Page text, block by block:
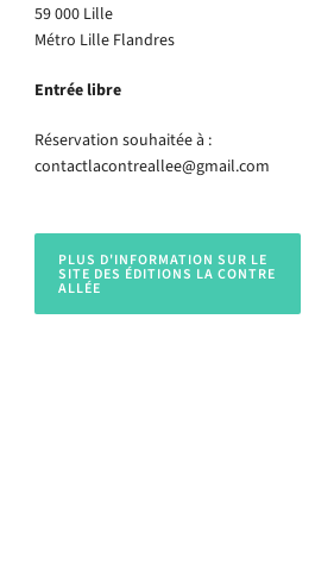
59 000 Lille
Métro Lille Flandres
Entrée libre
Réservation souhaitée à :
contactlacontreallee@gmail.com
PLUS D'INFORMATION SUR LE
SITE DES ÉDITIONS LA CONTRE
ALLÉE